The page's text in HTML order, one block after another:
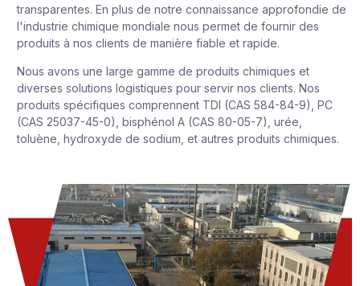
transparentes. En plus de notre connaissance approfondie de
l'industrie chimique mondiale nous permet de fournir des
produits à nos clients de manière fiable et rapide.
Nous avons une large gamme de produits chimiques et
diverses solutions logistiques pour servir nos clients. Nos
produits spécifiques comprennent TDI (CAS 584-84-9), PC
(CAS 25037-45-0), bisphénol A (CAS 80-05-7), urée,
toluène, hydroxyde de sodium, et autres produits chimiques.